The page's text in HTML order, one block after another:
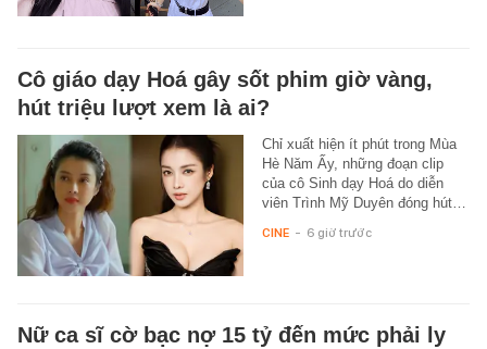
Cô giáo dạy Hoá gây sốt phim giờ vàng,
hút triệu lượt xem là ai?
Chỉ xuất hiện ít phút trong Mùa
Hè Năm Ấy, những đoạn clip
của cô Sinh dạy Hoá do diễn
viên Trình Mỹ Duyên đóng hút…
CINE - 6 giờ trước
Nữ ca sĩ cờ bạc nợ 15 tỷ đến mức phải ly